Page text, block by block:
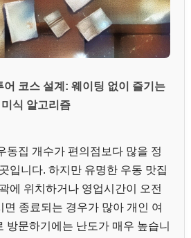
어 코스 설계: 웨이팅 없이 즐기는
미식 알고리즘
동집 개수가 편의점보다 많을 정
입니다. 하지만 유명한 우동 맛집
에 위치하거나 영업시간이 오전
종료되는 경우가 많아 개인 여
방문하기에는 난도가 매우 높습니